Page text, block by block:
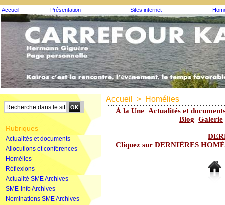
Accueil Présentation Sites internet
Rubriques
Actualités et documents
Allocutions et conférences
Homélies
Réflexions
Actualité SME Archives
SME-Info Archives
Nominations SME Archives
Accueil > Homélies
À la Une Actualités et
Blog Galerie
Cliquez sur DERNIÈRES